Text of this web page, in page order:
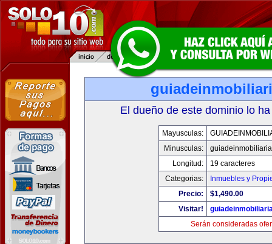
El dueño de este dominio lo
Mayusculas:
Minusculas:
Longitud:
19 caracteres
Categorias:
Inmuebles y
Precio:
$1,490.00
Visitar!
Serán consideradas